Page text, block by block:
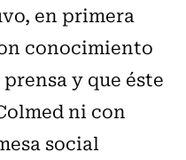
en primera
conocimiento
prensa y que éste
ni con
social